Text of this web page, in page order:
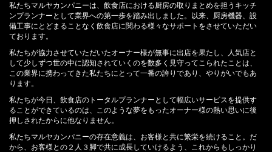
私たちマルヤカンパニーは、飲食店における厨房の取りまとめを担うキッチ
ンプランナーとして業界への第一歩を踏み出しました。以来、厨房機器、設
備工事にとどまることなく飲食店に関わる様々なサポートをさせていただい
ております。
私たちが協力させていただいたオーナー様が無事に出店を果たし、人気店と
して少しずつ世の中に認知されていくのを数多く見守ってこられたことは、
この業界に携わってきた私たちにとって一番の誇りであり、やりがいでもあ
ります。
私たちが今日、飲食店のトータルプランナーとして幅広いサービスを提供す
ることができているのは、このような夢をもったオーナー様の熱い思いに後
押しされたからに他なりません。
私たちマルヤカンパニーの存在意義は、お客様と共に繁栄を続けること。だ
から、お客様との２人３脚で共に成長していけるよう、これからもしっかり